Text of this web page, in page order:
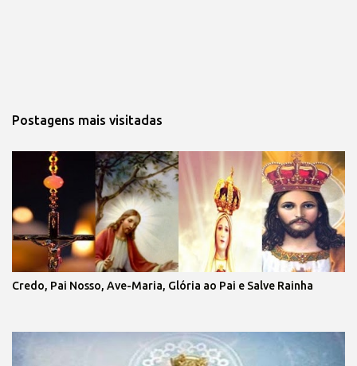
Postagens mais visitadas
Credo, Pai Nosso, Ave-Maria, Glória ao Pai e Salve Rainha